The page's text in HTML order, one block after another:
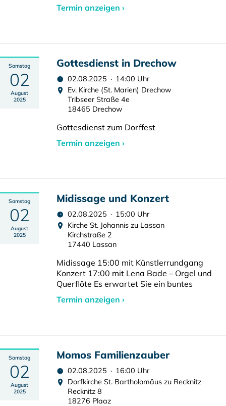
Termin anzeigen ›
Samstag
02
August
2025
Gottesdienst in Drechow
02.08.2025 · 14:00 Uhr
Ev. Kirche (St. Marien) Drechow
Tribseer Straße 4e
18465 Drechow
Gottesdienst zum Dorffest
Termin anzeigen ›
Samstag
02
August
2025
Midissage und Konzert
02.08.2025 · 15:00 Uhr
Kirche St. Johannis zu Lassan
Kirchstraße 2
17440 Lassan
Midissage 15:00 mit Künstlerrundgang
Konzert 17:00 mit Lena Bade – Orgel und
Querflöte Es erwartet Sie ein buntes
Termin anzeigen ›
Samstag
02
August
2025
Momos Familienzauber
02.08.2025 · 16:00 Uhr
Dorfkirche St. Bartholomäus zu Recknitz
Recknitz 8
18276 Plaaz